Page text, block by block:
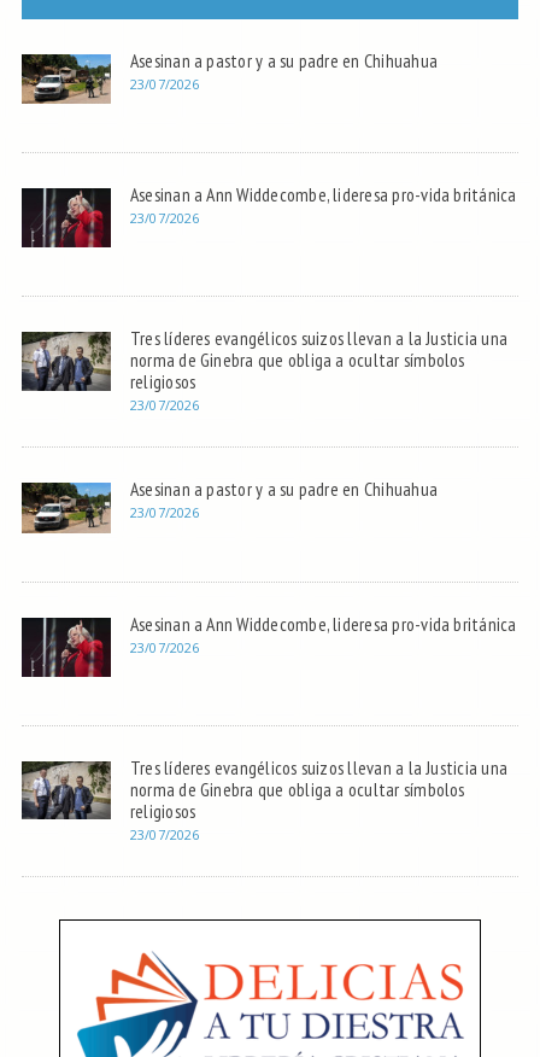
Asesinan a pastor y a su padre en Chihuahua
23/07/2026
Asesinan a Ann Widdecombe, lideresa pro-vida británica
23/07/2026
Tres líderes evangélicos suizos llevan a la Justicia una
norma de Ginebra que obliga a ocultar símbolos
religiosos
23/07/2026
Asesinan a pastor y a su padre en Chihuahua
23/07/2026
Asesinan a Ann Widdecombe, lideresa pro-vida británica
23/07/2026
Tres líderes evangélicos suizos llevan a la Justicia una
norma de Ginebra que obliga a ocultar símbolos
religiosos
23/07/2026